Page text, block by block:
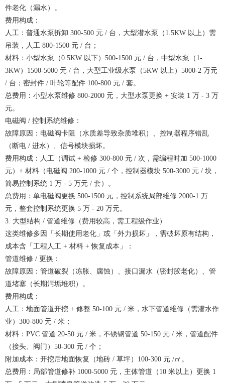
件老化（漏水）。
费用构成：
人工：普通水泵拆卸 300-500 元 / 台，大型潜水泵（1.5KW 以上）需
吊装，人工 800-1500 元 / 台；
材料：小型水泵（0.5KW 以下）500-1500 元 / 台，中型水泵（1-
3KW）1500-5000 元 / 台，大型工业级水泵（5KW 以上）5000-2 万元
/ 台；密封件 / 叶轮等配件 100-800 元 / 套。
总费用：小型水泵维修 800-2000 元，大型水泵更换 + 安装 1 万 - 3 万
元。
电磁阀 / 控制系统维修：
故障原因：电磁阀卡阻（水质差导致杂质堆积）、控制器程序错乱
（断电 / 进水）、信号模块损坏。
费用构成：人工（调试 + 检修 300-800 元 / 次，需编程时加 500-1000
元）+ 材料（电磁阀 200-1000 元 / 个，控制器模块 500-3000 元 / 块，
简易控制系统 1 万 - 5 万元 / 套）。
总费用：单电磁阀更换 500-1500 元，控制系统局部维修 2000-1 万
元，整套控制系统更换 5 万 - 20 万元。
3. 大型结构 / 管道维修（费用较高，需工程级作业）
这类维修多因「长期使用老化」或「外力损坏」，需破坏原有结构，
成本含「工程人工 + 材料 + 恢复成本」：
管道维修 / 更换：
故障原因：管道破裂（冻胀、腐蚀）、接口漏水（密封胶老化）、管
道堵塞（长期污垢堆积）。
费用构成：
人工：地面管道开挖 + 修整 50-100 元 / 米，水下管道维修（需潜水作
业）300-800 元 / 米；
材料：PVC 管道 20-50 元 / 米，不锈钢管道 50-150 元 / 米，管道配件
（接头、阀门）50-300 元 / 个；
附加成本：开挖后地面恢复（地砖 / 草坪）100-300 元 /㎡。
总费用：局部管道修补 1000-5000 元，主体管道（10 米以上）更换 1